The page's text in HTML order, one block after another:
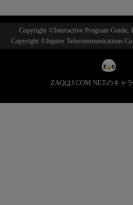
Copyright ©Interactive Program Guide,
Copyright ©Jupiter Telecommunications
ZAQはJ:COM NETのキャ